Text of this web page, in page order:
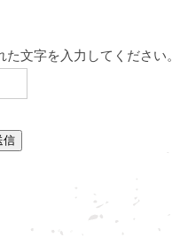
た文字を入力してください。